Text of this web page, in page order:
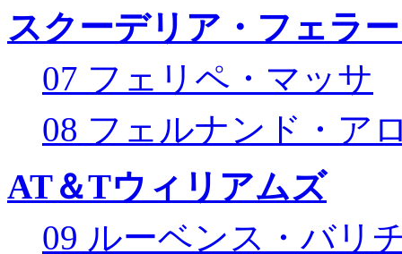
スクーデリア・フェラ
07 フェリペ・マッサ
08 フェルナンド・ア
AT＆Tウィリアムズ
09 ルーベンス・バリ